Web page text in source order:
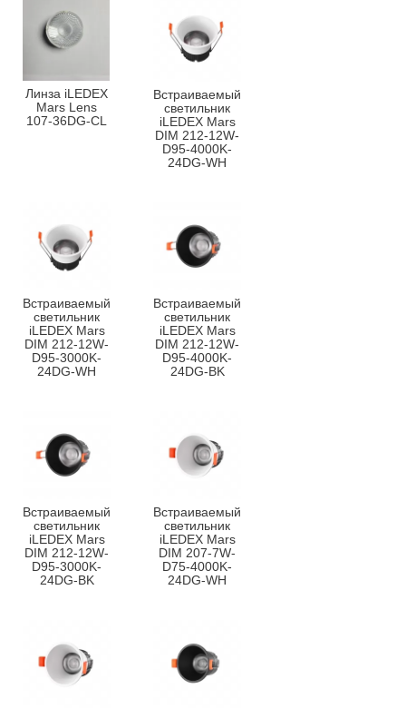
Линза iLEDEX
Mars Lens
107-36DG-CL
Встраиваемый
светильник
iLEDEX Mars
DIM 212-12W-
D95-4000K-
24DG-WH
Встраиваемый
светильник
iLEDEX Mars
DIM 212-12W-
D95-3000K-
24DG-WH
Встраиваемый
светильник
iLEDEX Mars
DIM 212-12W-
D95-4000K-
24DG-BK
Встраиваемый
светильник
iLEDEX Mars
DIM 212-12W-
D95-3000K-
24DG-BK
Встраиваемый
светильник
iLEDEX Mars
DIM 207-7W-
D75-4000K-
24DG-WH